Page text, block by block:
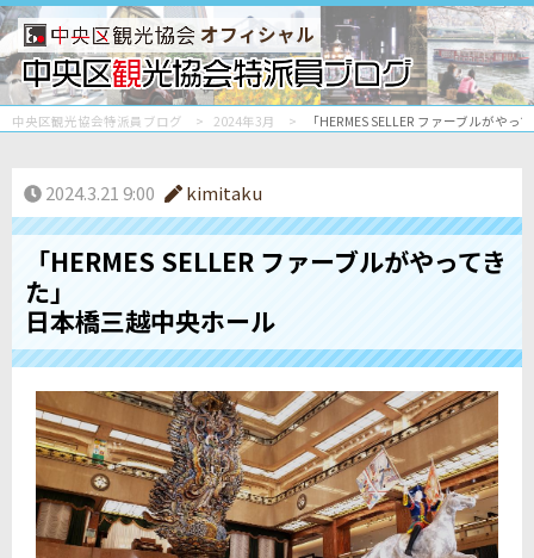
オフィシャル
中央区観光協会特派員ブログ 2024年3月 「HERMES SELLER ファーブルがや
2024.3.21 9:00 kimitaku
「HERMES SELLER ファーブルがやってき
た」
日本橋三越中央ホール